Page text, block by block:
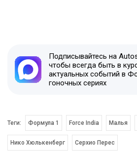
Подписывайтесь на
чтобы всегда быть в
актуальных событий в
гоночных сериях
Теги: Формула 1 Force India Малья
Нико Хюлькенберг Серхио Перес